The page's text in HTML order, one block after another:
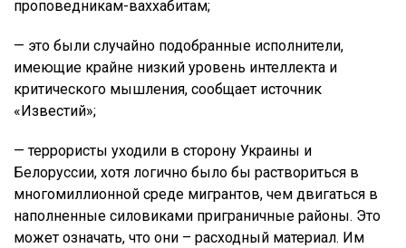
проповедникам-ваххабитам;
— это были случайно подобранные исполнители,
имеющие крайне низкий уровень интеллекта и
критического мышления, сообщает источник
«Известий»;
— террористы уходили в сторону Украины и
Белоруссии, хотя логично было бы раствориться в
многомиллионной среде мигрантов, чем двигаться в
наполненные силовиками приграничные районы. Это
может означать, что они – расходный материал. Им